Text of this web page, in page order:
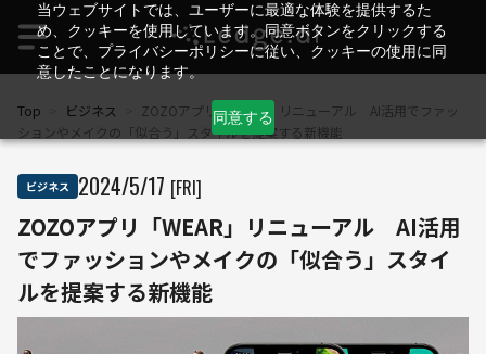
当ウェブサイトでは、ユーザーに最適な体験を提供するた
め、クッキーを使用しています。同意ボタンをクリックする
ことで、プライバシーポリシーに従い、クッキーの使用に同
意したことになります。
同意する
Top ビジネス
ZOZOアプリ「WEAR」リニューアル AI活用でファッ
ションやメイクの「似合う」スタイルを提案する新機能
ビジネス 2024/5/17 [FRI]
ZOZOアプリ「WEAR」リニューアル AI活用
でファッションやメイクの「似合う」スタイ
ルを提案する新機能